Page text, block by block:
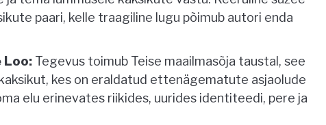
paari, kelle traagiline lugu põimub autori enda
Loo: Tegevus toimub Teise maailmasõja taustal, see
kes on eraldatud ettenägematute asjaolude
elu erinevates riikides, uurides identiteedi, pere ja